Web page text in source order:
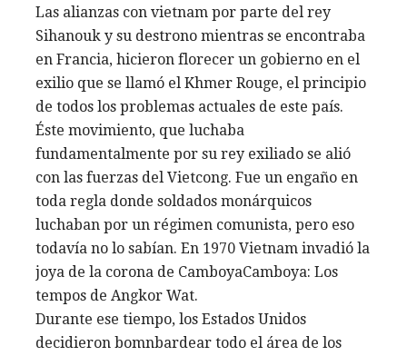
Las alianzas con vietnam por parte del rey
Sihanouk y su destrono mientras se encontraba
en Francia, hicieron florecer un gobierno en el
exilio que se llamó el Khmer Rouge, el principio
de todos los problemas actuales de este país.
Éste movimiento, que luchaba
fundamentalmente por su rey exiliado se alió
con las fuerzas del Vietcong. Fue un engaño en
toda regla donde soldados monárquicos
luchaban por un régimen comunista, pero eso
todavía no lo sabían. En 1970 Vietnam invadió la
joya de la corona de CamboyaCamboya: Los
tempos de Angkor Wat.
Durante ese tiempo, los Estados Unidos
decidieron bomnbardear todo el área de los